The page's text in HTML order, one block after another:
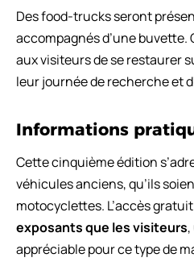
Des food-trucks seront
accompagnés d’une
aux visiteurs de se restaurer
leur journée de recherche et
Informations
Cette cinquième édition
véhicules anciens, qu’ils
motocyclettes. L’accès
exposants que les visiteurs
appréciable pour ce type de